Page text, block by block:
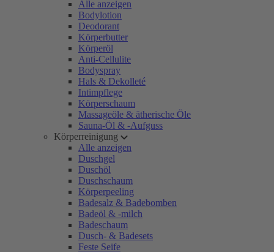
Alle anzeigen
Bodylotion
Deodorant
Körperbutter
Körperöl
Anti-Cellulite
Bodyspray
Hals & Dekolleté
Intimpflege
Körperschaum
Massageöle & ätherische Öle
Sauna-Öl & -Aufguss
Körperreinigung
Alle anzeigen
Duschgel
Duschöl
Duschschaum
Körperpeeling
Badesalz & Badebomben
Badeöl & -milch
Badeschaum
Dusch- & Badesets
Feste Seife